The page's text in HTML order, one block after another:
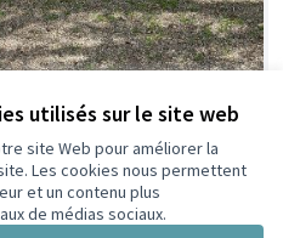
utilisés sur le site web
site Web pour améliorer la
Les cookies nous permettent
et un contenu plus
de médias sociaux.
à la Maison du
un jardin ombragé et
de jeux pour les enfants et